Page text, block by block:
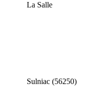
La Salle
Sulniac (56250)